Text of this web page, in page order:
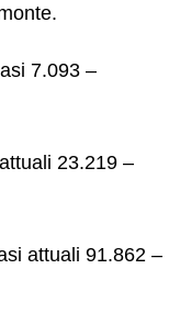
7.093 –
23.219 –
attuali 91.862 –